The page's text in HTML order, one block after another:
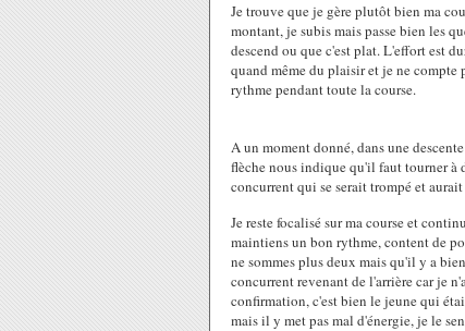
Je trouve que je gère plutôt bien ma
montant, je subis mais passe bien les
descend ou que c'est plat. L'effort est
quand même du plaisir et je ne compte
rythme pendant toute la course.
A un moment donné, dans une
flèche nous indique qu'il faut tourner à
concurrent qui se serait trompé et
Je reste focalisé sur ma course et
maintiens un bon rythme, content de
ne sommes plus deux mais qu'il y a
concurrent revenant de l'arrière car je
confirmation, c'est bien le jeune qui
mais il y met pas mal d'énergie, je le